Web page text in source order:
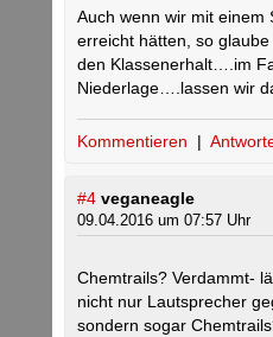
Auch wenn wir mit einem
erreicht hätten, so
den Klassenerhalt….im
Niederlage….lassen wir
Kommentieren |
#4 veganeagle
09.04.2016 um 07:57 Uhr
Chemtrails? Verdammt-
nicht nur Lautsprecher
sondern sogar